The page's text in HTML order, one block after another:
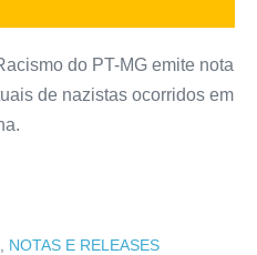
do PT-MG emite nota
de nazistas ocorridos em
NOTAS E RELEASES